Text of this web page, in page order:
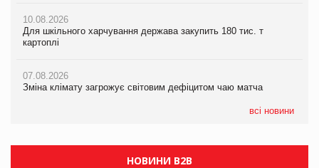
10.08.2026
Для шкільного харчування держава закупить 180 тис. т
картоплі
07.08.2026
Зміна клімату загрожує світовим дефіцитом чаю матча
всі новини
10.08.2026
Для шкільного харчування держава закупить 180 тис. т
картоплі
07.08.2026
Зміна клімату загрожує світовим дефіцитом чаю матча
Криза у Китаї може спричинити великі потрясіння для світової
економіки
Kraft Heinz скоротила збиток у першому півріччі
НОВИНИ B2B